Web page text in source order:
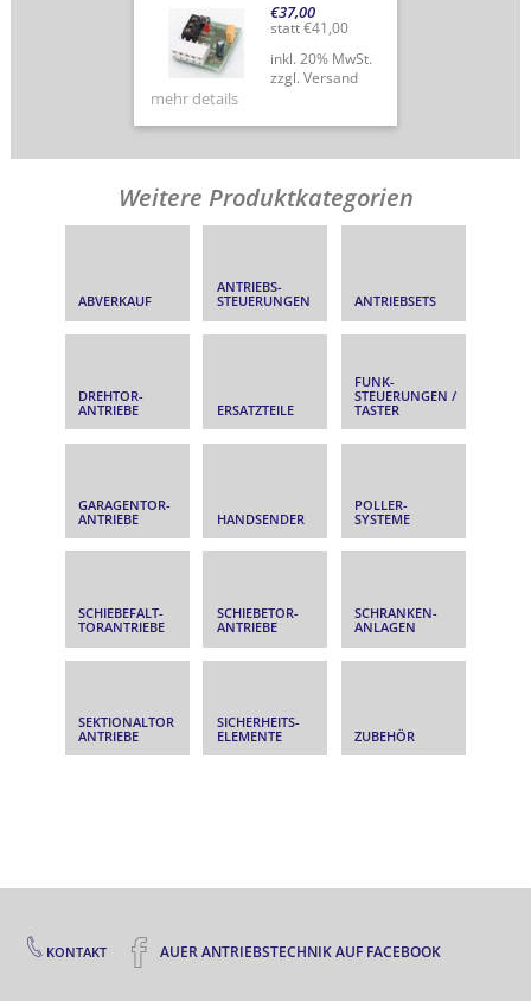
€37,00
statt€41,00
inkl. 20% MwSt.
zzgl. Versand
mehr details
Weitere Produktkategorien
ABVERKAUF
ANTRIEBS­
STEUERUNGEN
ANTRIEBSETS
DREHTOR­
ANTRIEBE
ERSATZTEILE
FUNK­
STEUERUNGEN /
TASTER
GARAGENTOR­
ANTRIEBE
HANDSENDER
POLLER­
SYSTEME
SCHIEBEFALT­
TORANTRIEBE
SCHIEBETOR­
ANTRIEBE
SCHRANKEN­
ANLAGEN
SEKTIONALTOR
ANTRIEBE
SICHERHEITS­
ELEMENTE
ZUBEHÖR
KONTAKT AUER ANTRIEBSTECHNIK AUF FACEBOOK